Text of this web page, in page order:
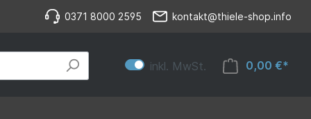
0371 8000 2595 kontakt@thiele-shop.info
inkl. MwSt. 0,00 €*